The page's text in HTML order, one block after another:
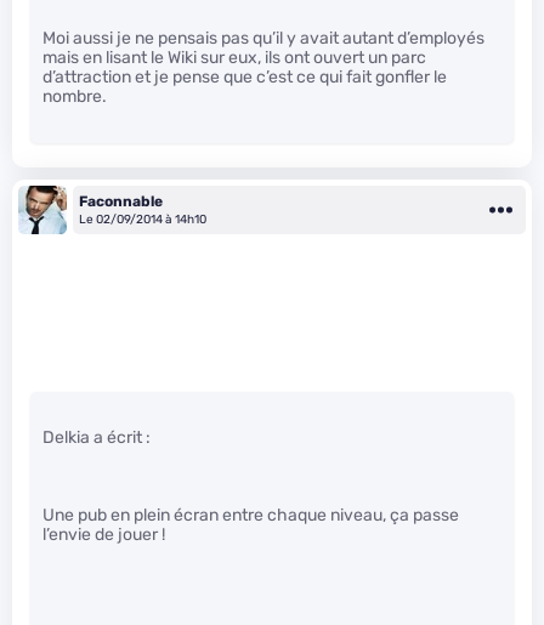
Moi aussi je ne pensais pas qu’il y avait autant d’employés
mais en lisant le Wiki sur eux, ils ont ouvert un parc
d’attraction et je pense que c’est ce qui fait gonfler le
nombre.
Faconnable
Le 02/09/2014 à 14h10
Delkia a écrit :
Une pub en plein écran entre chaque niveau, ça passe
l’envie de jouer !